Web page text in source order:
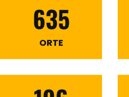
635
ORTE